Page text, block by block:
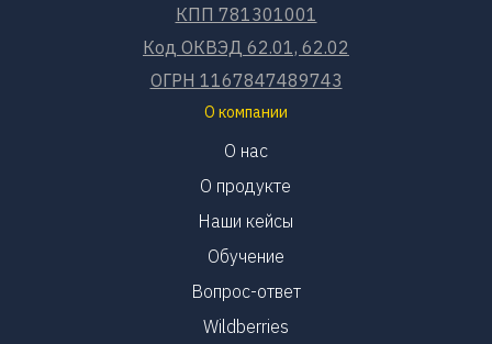
О компании
О нас
О продукте
Наши кейсы
Обучение
Вопрос-ответ
Wildberries
КПП 781301001
Код ОКВЭД 62.01, 62.02
ОГРН 1167847489743